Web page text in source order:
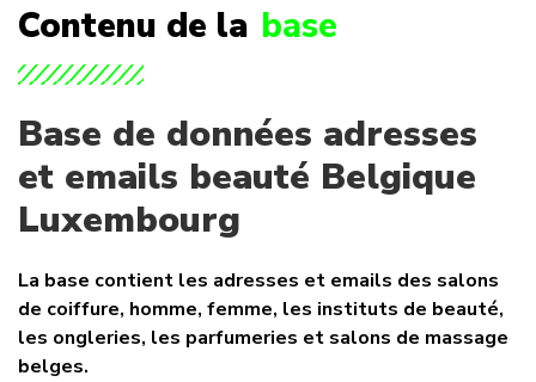
Contenu de la base
Base de données adresses
et emails beauté Belgique
Luxembourg
La base contient les adresses et emails des salons
de coiffure, homme, femme, les instituts de beauté,
les ongleries, les parfumeries et salons de massage
belges.